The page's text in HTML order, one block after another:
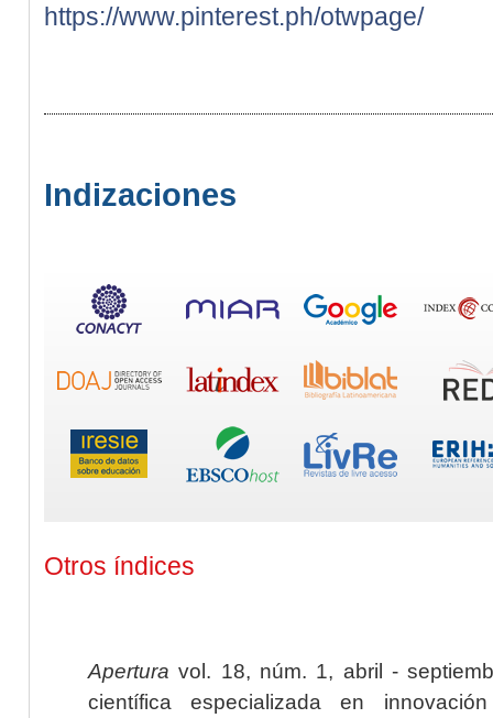
https://www.pinterest.ph/otwpage/
Indizaciones
Otros índices
Apertura vol. 18, núm. 1, abril -
científica especializada en